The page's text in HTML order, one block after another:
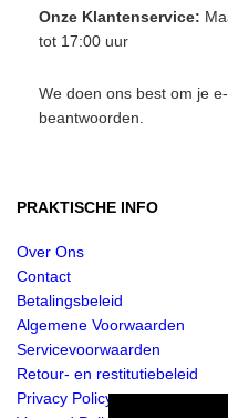
Onze Klantenservice:
tot 17:00 uur
We doen ons best om je
beantwoorden.
PRAKTISCHE INFO
Over Ons
Contact
Betalingsbeleid
Algemene Voorwaarden
Servicevoorwaarden
Retour- en restitutiebeleid
Privacy Policy